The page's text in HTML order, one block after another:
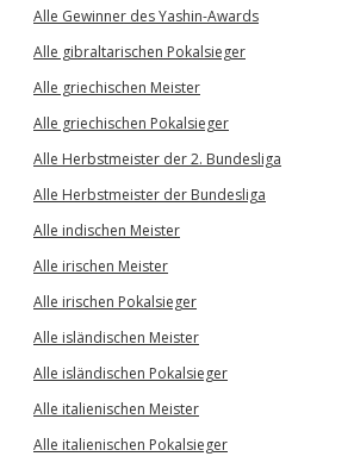
Alle Gewinner des Yashin-Awards
Alle gibraltarischen Pokalsieger
Alle griechischen Meister
Alle griechischen Pokalsieger
Alle Herbstmeister der 2. Bundesliga
Alle Herbstmeister der Bundesliga
Alle indischen Meister
Alle irischen Meister
Alle irischen Pokalsieger
Alle isländischen Meister
Alle isländischen Pokalsieger
Alle italienischen Meister
Alle italienischen Pokalsieger